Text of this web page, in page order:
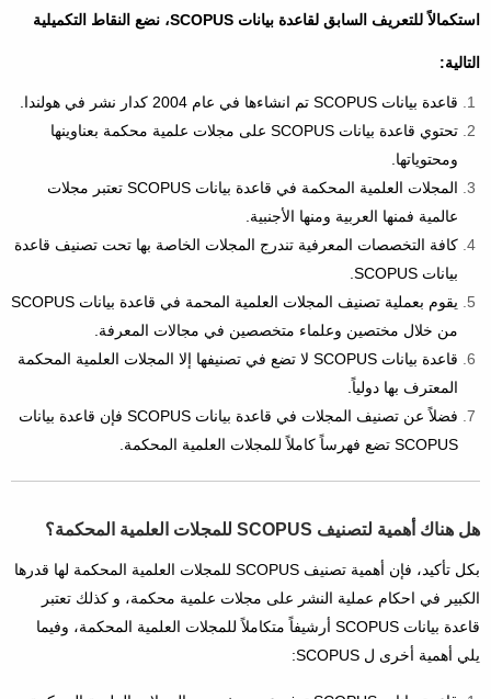
استكمالاً للتعريف السابق لقاعدة بيانات SCOPUS، نضع النقاط التكميلية
التالية:
قاعدة بيانات SCOPUS تم انشاءها في عام 2004 كدار نشر في هولندا.
تحتوي قاعدة بيانات SCOPUS على مجلات علمية محكمة بعناوينها
ومحتوياتها.
المجلات العلمية المحكمة في قاعدة بيانات SCOPUS تعتبر مجلات
عالمية فمنها العربية ومنها الأجنبية.
كافة التخصصات المعرفية تندرج المجلات الخاصة بها تحت تصنيف قاعدة
بيانات SCOPUS.
يقوم بعملية تصنيف المجلات العلمية المحمة في قاعدة بيانات SCOPUS
من خلال مختصين وعلماء متخصصين في مجالات المعرفة.
قاعدة بيانات SCOPUS لا تضع في تصنيفها إلا المجلات العلمية المحكمة
المعترف بها دولياً.
فضلاً عن تصنيف المجلات في قاعدة بيانات SCOPUS فإن قاعدة بيانات
SCOPUS تضع فهرساً كاملاً للمجلات العلمية المحكمة.
هل هناك أهمية لتصنيف SCOPUS للمجلات العلمية المحكمة؟
بكل تأكيد، فإن أهمية تصنيف SCOPUS للمجلات العلمية المحكمة لها قدرها
الكبير في احكام عملية النشر على مجلات علمية محكمة، و كذلك تعتبر
قاعدة بيانات SCOPUS أرشيفاً متكاملاً للمجلات العلمية المحكمة، وفيما
يلي أهمية أخرى ل SCOPUS: